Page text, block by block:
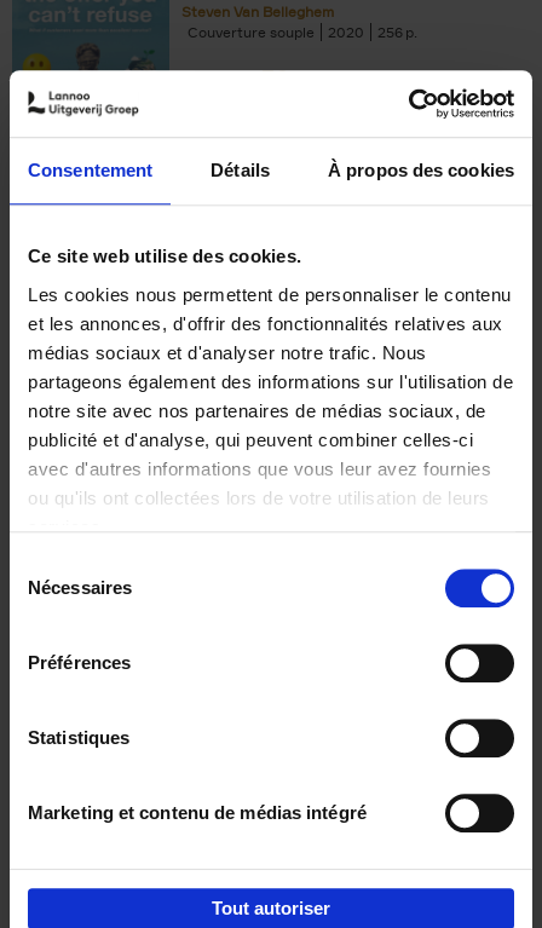
Consentement Détails À propos des cookies
Ce site web utilise des cookies.
Les cookies nous permettent de personnaliser le contenu
et les annonces, d'offrir des fonctionnalités relatives aux
médias sociaux et d'analyser notre trafic. Nous
partageons également des informations sur l'utilisation de
notre site avec nos partenaires de médias sociaux, de
publicité et d'analyse, qui peuvent combiner celles-ci
avec d'autres informations que vous leur avez fournies
ou qu'ils ont collectées lors de votre utilisation de leurs
Nécessaires
Préférences
Statistiques
Marketing et contenu de médias intégré
Tout autoriser
Steven Van Belleghem
Couverture souple
2020 256
€37,50
Building Bonds = Building
Business
Jochen Roef Jozefien De Feyter
Carolien Boom
Couverture souple
2025 200
€29,99
Digital marketing like a PRO -
completely revised edition (EN)